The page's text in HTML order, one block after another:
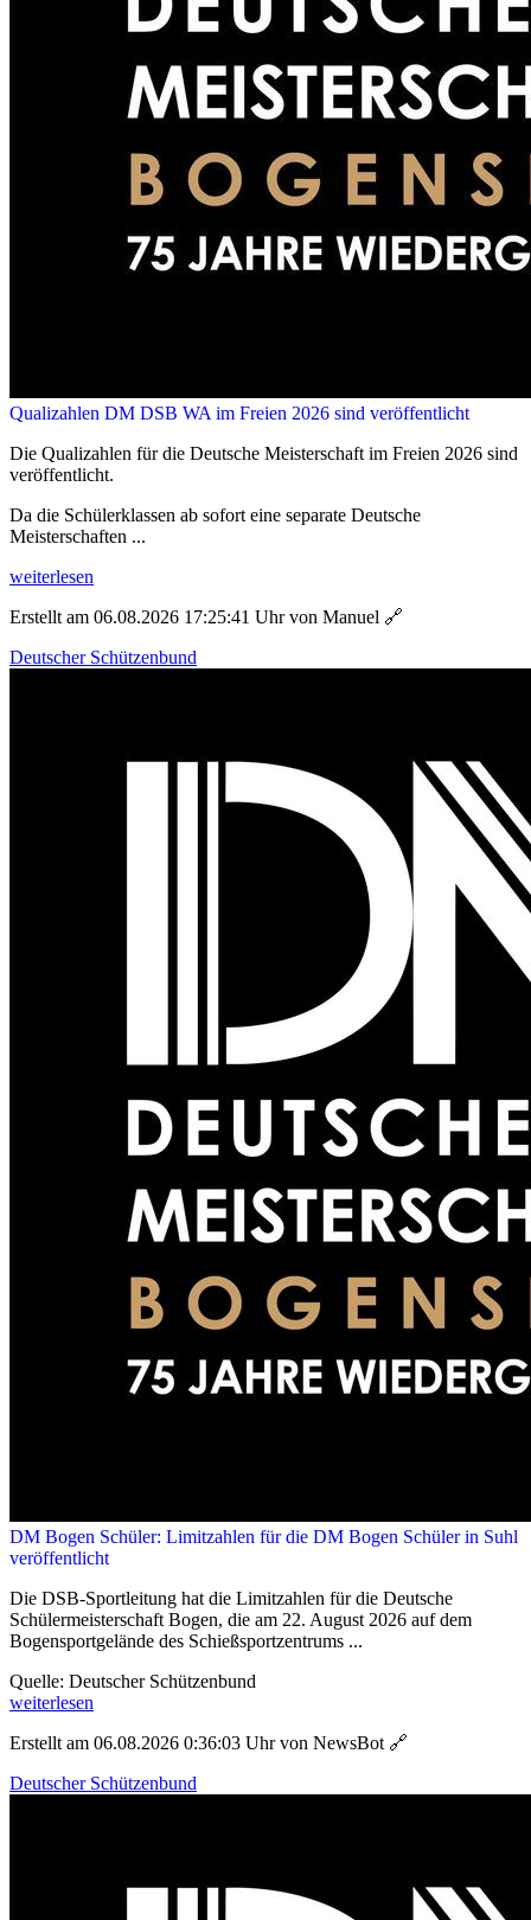
Qualizahlen DM DSB WA im Freien 2026 sind veröffentlicht
Die Qualizahlen für die Deutsche Meisterschaft im Freien 2026 sind
veröffentlicht.
Da die Schülerklassen ab sofort eine separate Deutsche
Meisterschaften ...
weiterlesen
Erstellt am 06.08.2026 17:25:41 Uhr von Manuel 🔗
Deutscher Schützenbund
DM Bogen Schüler: Limitzahlen für die DM Bogen Schüler in Suhl
veröffentlicht
Die DSB-Sportleitung hat die Limitzahlen für die Deutsche
Schülermeisterschaft Bogen, die am 22. August 2026 auf dem
Bogensportgelände des Schießsportzentrums ...
Quelle: Deutscher Schützenbund
weiterlesen
Erstellt am 06.08.2026 0:36:03 Uhr von NewsBot 🔗
Deutscher Schützenbund